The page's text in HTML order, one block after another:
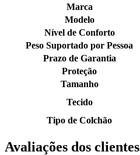
Marca
Modelo
Nível de Conforto
Peso Suportado por Pessoa
Prazo de Garantia
Proteção
Tamanho
Tecido
Tipo de Colchão
Avaliações dos clientes